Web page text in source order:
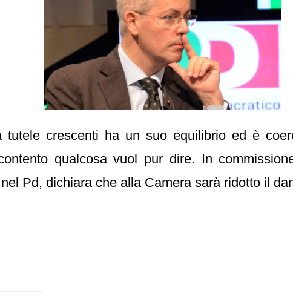
crescenti ha un suo equilibrio ed è
qualcosa vuol pur dire. In
Pd, dichiara che alla Camera sarà ridotto il